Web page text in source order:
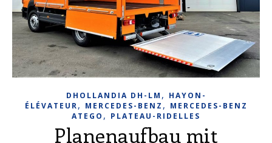
DHOLLANDIA DH-LM , HAYON-
ÉLÉVATEUR, MERCEDES-BENZ , MERCEDES-BENZ
ATEGO , PLATEAU-RIDELLES
Planenaufbau mit